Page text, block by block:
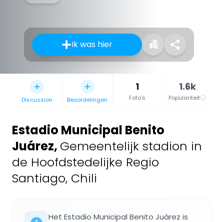
Ik was hier
Discussion Beoordelingen
1
Foto's
1.6k
Populariteit
Estadio Municipal Benito
Juárez, Gemeentelijk stadion in
de Hoofdstedelijke Regio
Santiago, Chili
Het Estadio Municipal Benito Juárez is